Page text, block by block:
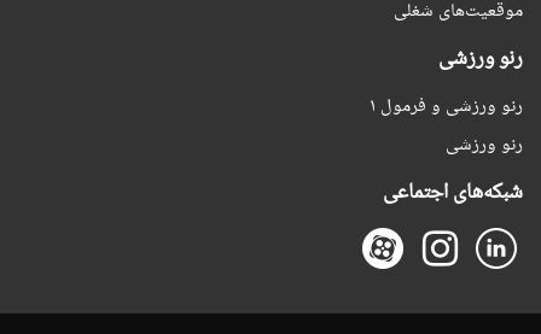
موقعیت‌های شغلی
رنو ورزشی
رنو ورزشی و فرمول ۱
رنو ورزشی
شبکه‌های اجتماعی